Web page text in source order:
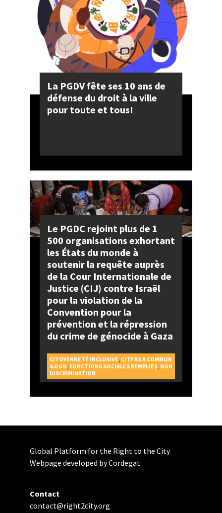
La PGDV fête ses 10 ans de
défense du droit à la ville
pour toute et tous!
Le PGDC rejoint plus de 1
500 organisations exhortant
les États du monde à
soutenir la requête auprès
de la Cour Internationale de
Justice (CIJ) contre Israël
pour la violation de la
Convention pour la
prévention et la répression
du crime de génocide à Gaza
CITOYENNETÉ INCLUSIVE CITY AS A COMMON
GOOD FONCTIONS SOCIALES REMPLIES, NON
DISCRIMINATION
Global Platform for the Right to the City
Webpage developed by Cordegat
Contact
contact@right2city.org